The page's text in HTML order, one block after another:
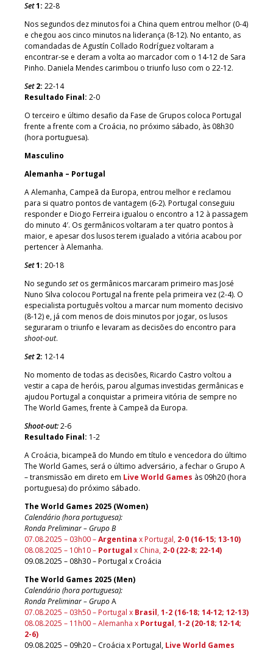
Set1: 22-8
Nos segundos dez minutos foi a China quem entrou melhor (0-4)
e chegou aos cinco minutos na liderança (8-12). No entanto, as
comandadas de Agustín Collado Rodríguez voltaram a
encontrar-se e deram a volta ao marcador com o 14-12 de Sara
Pinho. Daniela Mendes carimbou o triunfo luso com o 22-12.
Set2: 22-14
Resultado Final: 2-0
O terceiro e último desafio da Fase de Grupos coloca Portugal
frente a frente com a Croácia, no próximo sábado, às 08h30
(hora portuguesa).
Masculino
Alemanha – Portugal
A Alemanha, Campeã da Europa, entrou melhor e reclamou
para si quatro pontos de vantagem (6-2). Portugal conseguiu
responder e Diogo Ferreira igualou o encontro a 12 à passagem
do minuto 4′. Os germânicos voltaram a ter quatro pontos à
maior, e apesar dos lusos terem igualado a vitória acabou por
pertencer à Alemanha.
Set1: 20-18
No segundo setos germânicos marcaram primeiro mas José
Nuno Silva colocou Portugal na frente pela primeira vez (2-4). O
especialista português voltou a marcar num momento decisivo
(8-12) e, já com menos de dois minutos por jogar, os lusos
seguraram o triunfo e levaram as decisões do encontro para
shoot-out.
Set2: 12-14
No momento de todas as decisões, Ricardo Castro voltou a
vestir a capa de heróis, parou algumas investidas germânicas e
ajudou Portugal a conquistar a primeira vitória de sempre no
The World Games, frente à Campeã da Europa.
Shoot-out:2-6
Resultado Final: 1-2
A Croácia, bicampeã do Mundo em título e vencedora do último
The World Games, será o último adversário, a fechar o Grupo A
– transmissão em direto em Live World Games às 09h20 (hora
portuguesa) do próximo sábado.
The World Games 2025 (Women)
Calendário (hora portuguesa):
Ronda Preliminar – Grupo B
07.08.2025 – 03h00 –Argentina x Portugal, 2-0 (16-15; 13-10)
08.08.2025 – 10h10 – Portugal x China, 2-0 (22-8; 22-14)
09.08.2025 – 08h30 – Portugal x Croácia
The World Games 2025 (Men)
Calendário (hora portuguesa):
Ronda Preliminar – GrupoA
07.08.2025 – 03h50 – Portugal x Brasil,1-2 (16-18; 14-12; 12-13)
08.08.2025 – 11h00 – Alemanha x Portugal,1-2 (20-18; 12-14;
2-6)
09.08.2025 – 09h20 – Croácia x Portugal, Live World Games